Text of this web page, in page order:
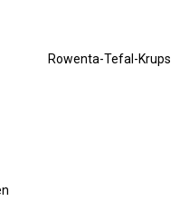
5 Sternen
Rowenta-Tefal-Krups